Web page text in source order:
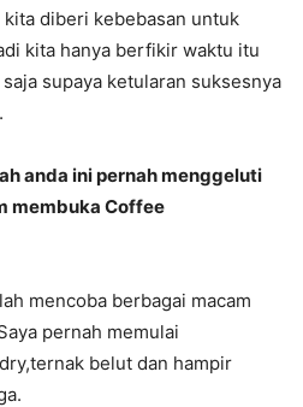
kita diberi kebebasan untuk
kita hanya berfikir waktu itu
supaya ketularan suksesnya
anda ini pernah menggeluti
membuka Coffee
mencoba berbagai macam
pernah memulai
belut dan hampir